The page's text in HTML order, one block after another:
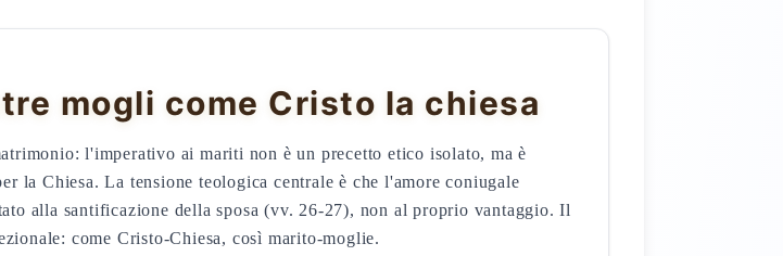
mogli come Cristo la chiesa
l'imperativo ai mariti non è un precetto etico isolato, ma è
la Chiesa. La tensione teologica centrale è che l'amore coniugale
alla santificazione della sposa (vv. 26-27), non al proprio vantaggio. Il
come Cristo-Chiesa, così marito-moglie.